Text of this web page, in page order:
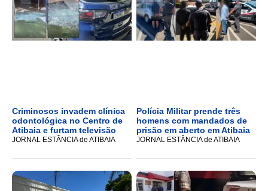
Criminosos invadem clínica
odontológica no Centro de
Atibaia e furtam televisão
JORNAL ESTÂNCIA de ATIBAIA
Polícia Militar prende três
homens com mandados de
prisão em aberto em Atibaia
JORNAL ESTÂNCIA de ATIBAIA